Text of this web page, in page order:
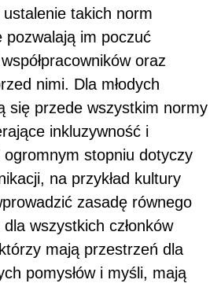
takich norm
pozwalają im poczuć
oraz
nimi. Dla młodych
się przede wszystkim normy
inkluzywność i
stopniu dotyczy
na przykład kultury
zasadę równego
wszystkich członków
mają przestrzeń dla
pomysłów i myśli, mają